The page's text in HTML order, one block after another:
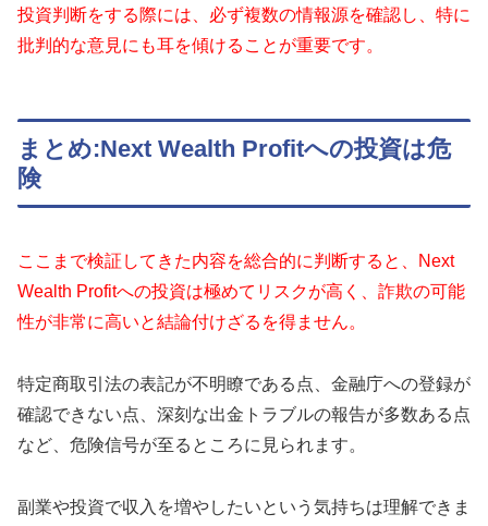
投資判断をする際には、必ず複数の情報源を確認し、特に
批判的な意見にも耳を傾けることが重要です。
まとめ:Next Wealth Profitへの投資は危
険
ここまで検証してきた内容を総合的に判断すると、Next
Wealth Profitへの投資は極めてリスクが高く、詐欺の可能
性が非常に高いと結論付けざるを得ません。
特定商取引法の表記が不明瞭である点、金融庁への登録が
確認できない点、深刻な出金トラブルの報告が多数ある点
など、危険信号が至るところに見られます。
副業や投資で収入を増やしたいという気持ちは理解できま